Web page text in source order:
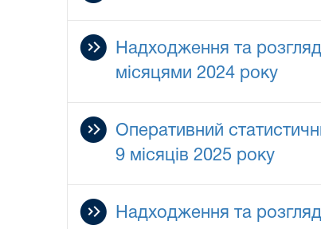
Надходження та
місяцями 2024 року
Оперативний
9 місяців 2025 року
Надходження та розгляд